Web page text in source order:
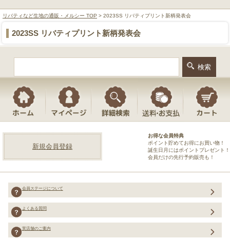
リバティなど生地の通販・メルシー TOP > 2023SS リバティプリント新柄発表会
2023SS リバティプリント新柄発表会
新規会員登録
お得な会員特典
ポイント貯めてお得にお買い物！
誕生日月にはポイントプレゼント！
会員だけの先行予約販売も！
会員ステージについて
よくある質問
実店舗のご案内